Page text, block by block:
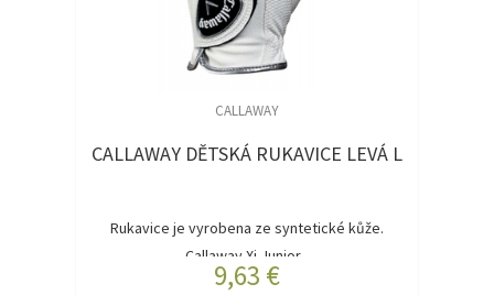
CALLAWAY
CALLAWAY DĚTSKÁ RUKAVICE LEVÁ L
Rukavice je vyrobena ze syntetické kůže.
Callaway Xj Junior...
9,63 €